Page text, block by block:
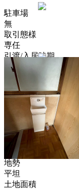
駐車場
無
取引態様
専任
引渡/入居時期
即時
現況
空家
地目
用途地域
第一種住居
都市計画
市街化区域
地勢
平坦
土地面積